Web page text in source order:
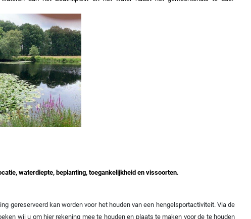
waterdiepte, beplanting, toegankelijkheid en vissoorten.
gereserveerd kan worden voor het houden van een hengelsportactiviteit. Via de
wij u om hier rekening mee te houden en plaats te maken voor de te houden